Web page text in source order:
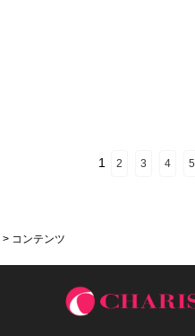
1 2 3 4 5
> コンテンツ